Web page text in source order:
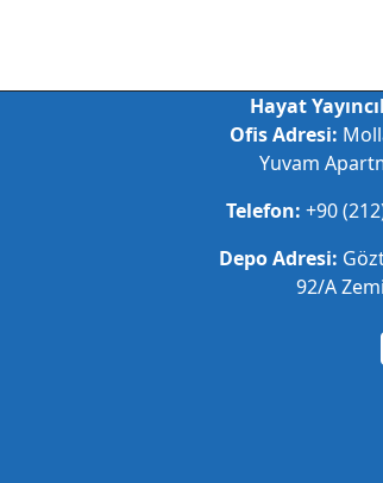
Hayat
Ofis Adresi:
Yuvam
Telefon: +90
Depo Adresi:
92/A